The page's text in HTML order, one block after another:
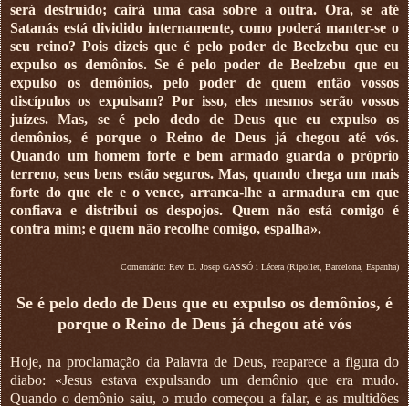
será destruído; cairá uma casa sobre a outra. Ora, se até
Satanás está dividido internamente, como poderá manter-se o
seu reino? Pois dizeis que é pelo poder de Beelzebu que eu
expulso os demônios. Se é pelo poder de Beelzebu que eu
expulso os demônios, pelo poder de quem então vossos
discípulos os expulsam? Por isso, eles mesmos serão vossos
juízes. Mas, se é pelo dedo de Deus que eu expulso os
demônios, é porque o Reino de Deus já chegou até vós.
Quando um homem forte e bem armado guarda o próprio
terreno, seus bens estão seguros. Mas, quando chega um mais
forte do que ele e o vence, arranca-lhe a armadura em que
confiava e distribui os despojos. Quem não está comigo é
contra mim; e quem não recolhe comigo, espalha».
Comentário: Rev. D. Josep GASSÓ i Lécera (Ripollet, Barcelona, Espanha)
Se é pelo dedo de Deus que eu expulso os demônios, é
porque o Reino de Deus já chegou até vós
Hoje, na proclamação da Palavra de Deus, reaparece a figura do
diabo: «Jesus estava expulsando um demônio que era mudo.
Quando o demônio saiu, o mudo começou a falar, e as multidões